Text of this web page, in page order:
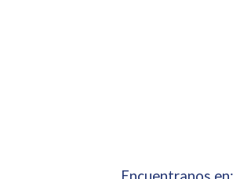
Encuentranos en: